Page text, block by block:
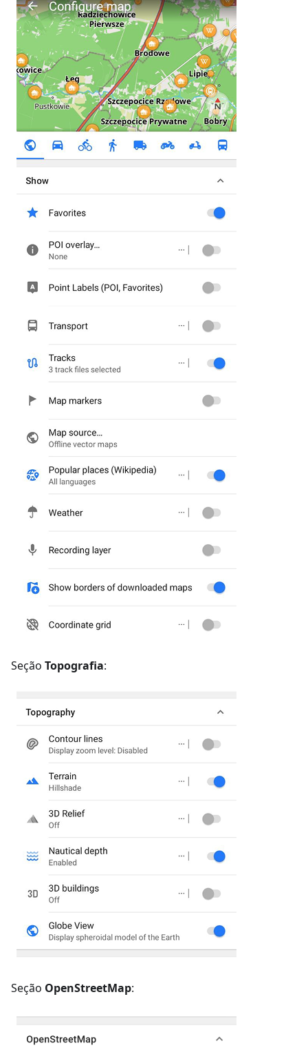
Seção Topografia:
Seção OpenStreetMap: